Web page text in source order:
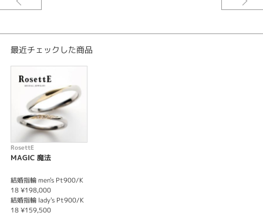
最近チェックした商品
RosettE
MAGIC 魔法
結婚指輪 men's Pt900/K
18 ¥198,000
結婚指輪 lady's Pt900/K
18 ¥159,500